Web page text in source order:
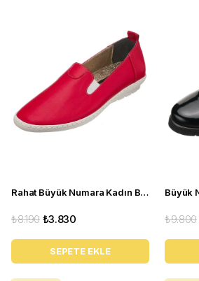
Rahat Büyük Numara Kadın Babet Ayakkabı PR 4411 Kırmızı
₺3.830
₺8.190
SEPETE EKLE
₺9.800